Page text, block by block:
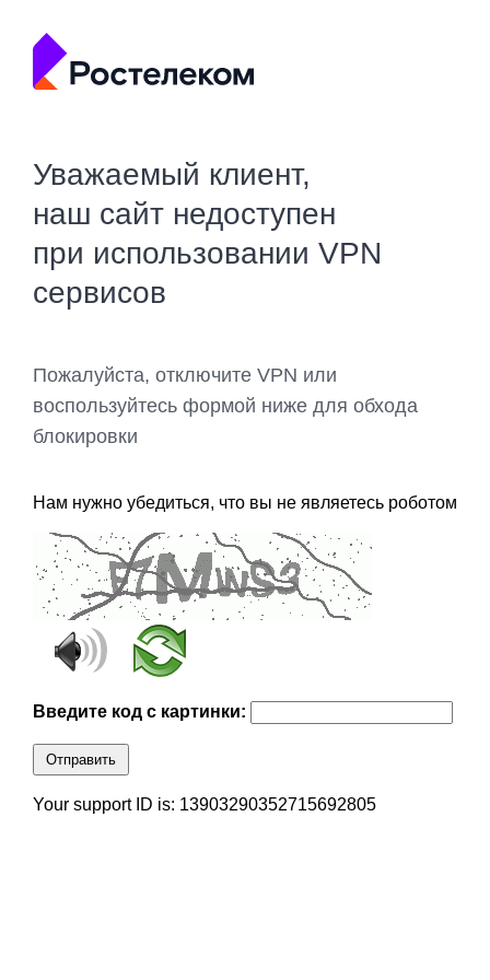
Уважаемый клиент,
наш сайт недоступен
при использовании VPN
сервисов
Пожалуйста, отключите VPN или
воспользуйтесь формой ниже для обхода
блокировки
Нам нужно убедиться, что вы не являетесь роботом
Введите код с картинки:
Отправить
Your support ID is: 13903290352715692805